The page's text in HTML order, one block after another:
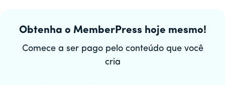
Obtenha o MemberPress hoje mesmo!
Comece a ser pago pelo conteúdo que você
cria